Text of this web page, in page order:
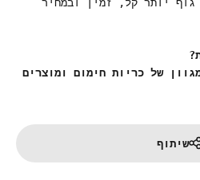
של כריות חימום ומוצרים
שיתוף